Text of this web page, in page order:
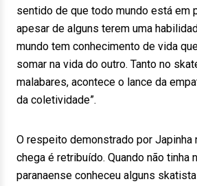
sentido de que todo mundo está em
apesar de alguns terem uma
mundo tem conhecimento de vida
somar na vida do outro. Tanto no
malabares, acontece o lance da
da coletividade”.
O respeito demonstrado por Japinha
chega é retribuído. Quando não tinha
paranaense conheceu alguns